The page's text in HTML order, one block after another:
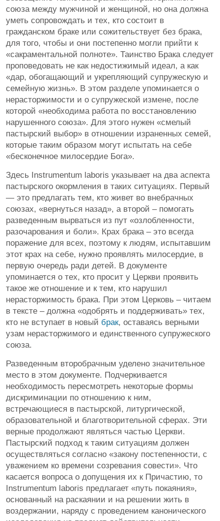
союза между мужчиной и женщиной, но она должна
уметь сопровождать и тех, кто состоит в
гражданском браке или сожительствует без брака,
для того, чтобы и они постепенно могли прийти к
«сакраментальной полноте». Таинство Брака следует
проповедовать не как недостижимый идеал, а как
«дар, обогащающий и укрепляющий супружескую и
семейную жизнь». В этом разделе упоминается о
нерасторжимости и о супружеской измене, после
которой «необходима работа по восстановлению
нарушенного союза». Для этого нужен «смелый
пастырский выбор» в отношении израненных семей,
которые таким образом могут испытать на себе
«бесконечное милосердие Бога».
Здесь Instrumentum laboris указывает на два аспекта
пастырского окормления в таких ситуациях. Первый
— это предлагать тем, кто живет во внебрачных
союзах, «вернуться назад», а второй – помогать
разведенным вырваться из пут «озлобленности,
разочарования и боли». Крах брака – это всегда
поражение для всех, поэтому к людям, испытавшим
этот крах на себе, нужно проявлять милосердие, в
первую очередь ради детей. В документе
упоминается о тех, кто просит у Церкви проявить
такое же отношение и к тем, кто нарушил
нерасторжимость брака. При этом Церковь – читаем
в тексте – должна «одобрять и поддерживать» тех,
кто не вступает в новый брак, оставаясь верными
узам нерасторжимого и единственного супружеского
союза.
Разведенным второбрачным уделено значительное
место в этом документе. Подчеркивается
необходимость пересмотреть некоторые формы
дискриминации по отношению к ним,
встречающиеся в пастырской, литургической,
образовательной и благотворительной сферах. Эти
верные продолжают являться частью Церкви.
Пастырский подход к таким ситуациям должен
осуществляться согласно «закону постепенности, с
уважением ко времени созревания совести». Что
касается вопроса о допущения их к Причастию, то
Instrumentum laboris предлагает «путь покаяния»,
основанный на раскаянии и на решении жить в
воздержании, наряду с проведением канонического